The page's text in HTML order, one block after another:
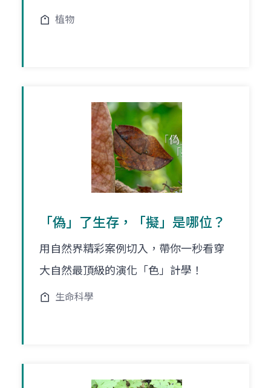
植物
「偽」了生存，「擬」是哪位？
用自然界精彩案例切入，帶你一秒看穿
大自然最頂級的演化「色」計學！
生命科學